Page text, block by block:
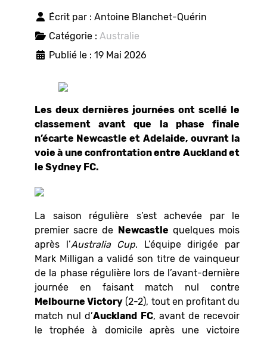
Écrit par : Antoine Blanchet-Quérin
Catégorie : Australie
Publié le : 19 Mai 2026
Les deux dernières journées ont scellé le
classement avant que la phase finale
n’écarte Newcastle et Adelaide, ouvrant la
voie à une confrontation entre Auckland et
le Sydney FC.
La saison régulière s’est achevée par le
premier sacre de Newcastle quelques mois
après l’Australia Cup. L’équipe dirigée par
Mark Milligan a validé son titre de vainqueur
de la phase régulière lors de l’avant-dernière
journée en faisant match nul contre
Melbourne Victory (2-2), tout en profitant du
match nul d’Auckland FC, avant de recevoir
le trophée à domicile après une victoire